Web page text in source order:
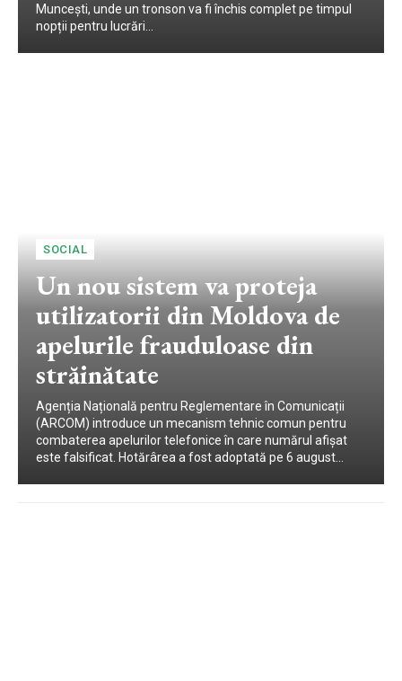
Muncești, unde un tronson va fi închis complet pe timpul
nopții pentru lucrări...
SOCIAL
Un nou sistem va proteja
utilizatorii din Moldova de
apelurile frauduloase din
străinătate
Agenția Națională pentru Reglementare în Comunicații
(ARCOM) introduce un mecanism tehnic comun pentru
combaterea apelurilor telefonice în care numărul afișat
este falsificat. Hotărârea a fost adoptată pe 6 august...